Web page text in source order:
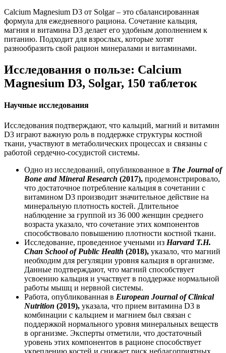
Calcium Magnesium D3 от Solgar – это сбалансированная
формула для ежедневного рациона. Сочетание кальция,
магния и витамина D3 делает его удобным дополнением к
питанию. Подходит для взрослых, которые хотят
разнообразить свой рацион минералами и витаминами.
Исследования о пользе: Calcium
Magnesium D3, Solgar, 150 таблеток
Научные исследования
Исследования подтверждают, что кальций, магний и витамин
D3 играют важную роль в поддержке структуры костной
ткани, участвуют в метаболических процессах и связаны с
работой сердечно-сосудистой системы.
Одно из исследований, опубликованное в The Journal of
Bone and Mineral Research (2017), продемонстрировало,
что достаточное потребление кальция в сочетании с
витамином D3 производит значительное действие на
минеральную плотность костей. Длительное
наблюдение за группой из 36 000 женщин среднего
возраста указало, что сочетание этих компонентов
способствовало повышению плотности костной ткани.
Исследование, проведенное учеными из Harvard T.H.
Chan School of Public Health (2018), указало, что магний
необходим для регуляции уровня кальция в организме.
Данные подтверждают, что магний способствует
усвоению кальция и участвует в поддержке нормальной
работы мышц и нервной системы.
Работа, опубликованная в European Journal of Clinical
Nutrition (2019), указала, что прием витамина D3 в
комбинации с кальцием и магнием был связан с
поддержкой нормального уровня минеральных веществ
в организме. Эксперты отметили, что достаточный
уровень этих компонентов в рационе способствует
укреплению костей и снижает риск неблагоприятных